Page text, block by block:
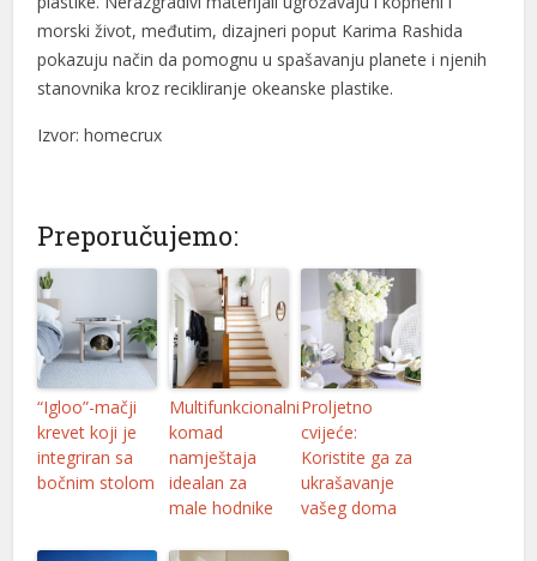
morski život, međutim, dizajneri poput Karima Rashida
pokazuju način da pomognu u spašavanju planete i njenih
stanovnika kroz recikliranje okeanske plastike.
Izvor: homecrux
Preporučujemo:
“Igloo”-mačji
krevet koji je
integriran sa
bočnim stolom
Multifunkcionalni
komad
namještaja
idealan za
male hodnike
Proljetno
cvijeće:
Koristite ga za
ukrašavanje
vašeg doma